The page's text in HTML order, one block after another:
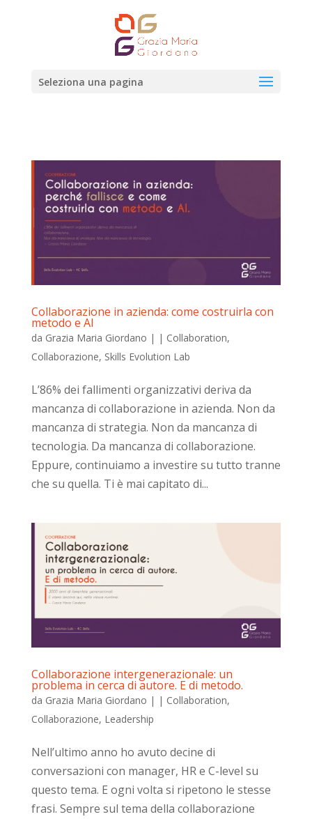
Seleziona una pagina
Collaborazione in azienda: come costruirla con
metodo e AI
da Grazia Maria Giordano | | Collaboration,
Collaborazione, Skills Evolution Lab
L’86% dei fallimenti organizzativi deriva da
mancanza di collaborazione in azienda. Non da
mancanza di strategia. Non da mancanza di
tecnologia. Da mancanza di collaborazione.
Eppure, continuiamo a investire su tutto tranne
che su quella. Ti è mai capitato di...
Collaborazione intergenerazionale: un
problema in cerca di autore. E di metodo.
da Grazia Maria Giordano | | Collaboration,
Collaborazione, Leadership
Nell’ultimo anno ho avuto decine di
conversazioni con manager, HR e C-level su
questo tema. E ogni volta si ripetono le stesse
frasi. Sempre sul tema della collaborazione